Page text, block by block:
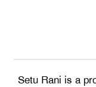
Setu Rani is a